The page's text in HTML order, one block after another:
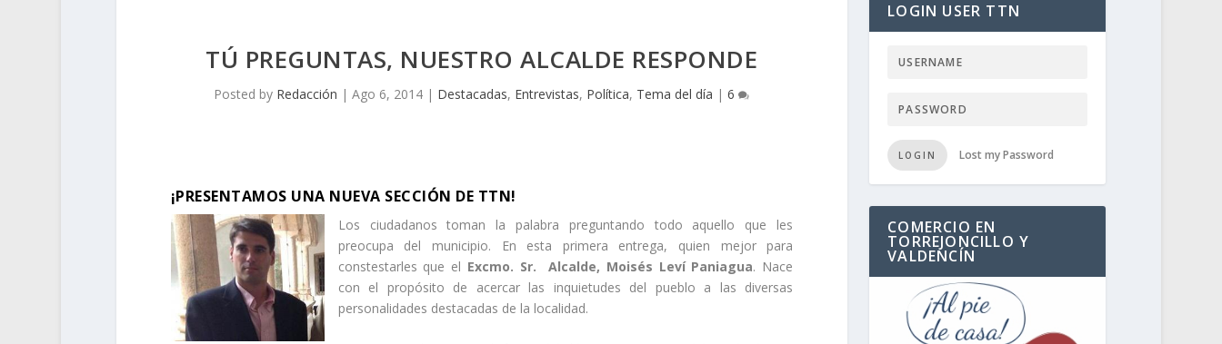
TÚ PREGUNTAS, NUESTRO ALCALDE RESPONDE
Posted by Redacción |Ago 6, 2014 | Destacadas, Entrevistas, Política, Tema del día |6
¡PRESENTAMOS UNA NUEVA SECCIÓN DE TTN!
Los ciudadanos toman la palabra preguntando todo aquello que les
preocupa del municipio. En esta primera entrega, quien mejor para
constestarles que el Excmo. Sr. Alcalde, Moisés Leví Paniagua. Nace
con el propósito de acercar las inquietudes del pueblo a las diversas
personalidades destacadas de la localidad.
LOGIN USER TTN
LOGIN Lost my Password
COMERCIO EN
TORREJONCILLO Y
VALDENCÍN